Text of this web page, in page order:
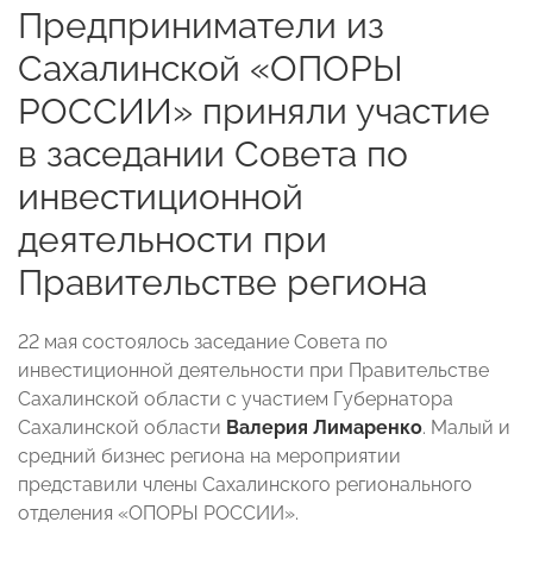
Предприниматели из
Сахалинской «ОПОРЫ
РОССИИ» приняли участие
в заседании Совета по
инвестиционной
деятельности при
Правительстве региона
22 мая состоялось заседание Совета по
инвестиционной деятельности при Правительстве
Сахалинской области с участием Губернатора
Сахалинской области Валерия Лимаренко. Малый и
средний бизнес региона на мероприятии
представили члены Сахалинского регионального
отделения «ОПОРЫ РОССИИ».